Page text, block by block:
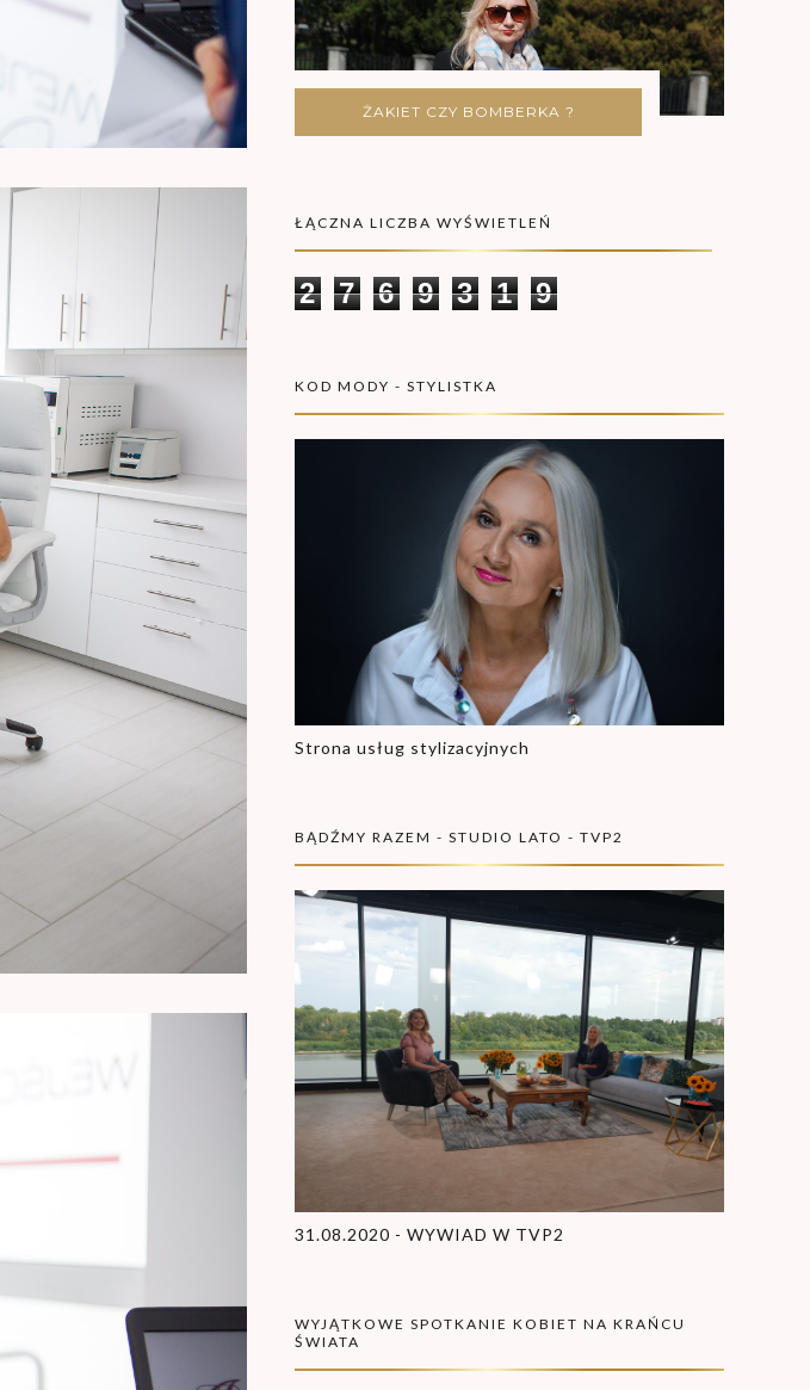
ŻAKIET CZY BOMBERKA ?
ŁĄCZNA LICZBA WYŚWIETLEŃ
2 7 6 9 3 1 9
KOD MODY - STYLISTKA
Strona usług stylizacyjnych
BĄDŹMY RAZEM - STUDIO LATO - TVP2
31.08.2020 - WYWIAD W TVP2
WYJĄTKOWE SPOTKANIE KOBIET NA KRAŃCU
ŚWIATA